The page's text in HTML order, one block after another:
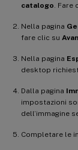
catalogo . Fare
Nella pagina
fare clic su
Nella pagina
desktop
Dalla pagina
impostazioni
dell’immagine
Completare le